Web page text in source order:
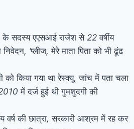
के सदस्य एएसआई राजेश से22वर्षीय
निवेदन, ‘प्लीज,मेरे माता पिता को भी ढूंढ
को किया गया था रेस्क्यू,जांच में पता चला
में दर्ज हुई थी गुमशुदगी की
वर्ष की छात्रा,सरकारी आश्रम में रह कर